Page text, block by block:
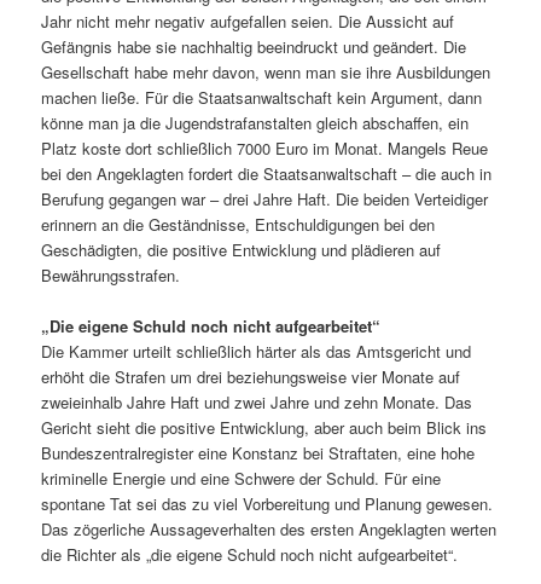
Jahr nicht mehr negativ aufgefallen seien. Die Aussicht auf
Gefängnis habe sie nachhaltig beeindruckt und geändert. Die
Gesellschaft habe mehr davon, wenn man sie ihre Ausbildungen
machen ließe. Für die Staatsanwaltschaft kein Argument, dann
könne man ja die Jugendstrafanstalten gleich abschaffen, ein
Platz koste dort schließlich 7000 Euro im Monat. Mangels Reue
bei den Angeklagten fordert die Staatsanwaltschaft – die auch in
Berufung gegangen war – drei Jahre Haft. Die beiden Verteidiger
erinnern an die Geständnisse, Entschuldigungen bei den
Geschädigten, die positive Entwicklung und plädieren auf
Bewährungsstrafen.
„Die eigene Schuld noch nicht aufgearbeitet“
Die Kammer urteilt schließlich härter als das Amtsgericht und
erhöht die Strafen um drei beziehungsweise vier Monate auf
zweieinhalb Jahre Haft und zwei Jahre und zehn Monate. Das
Gericht sieht die positive Entwicklung, aber auch beim Blick ins
Bundeszentralregister eine Konstanz bei Straftaten, eine hohe
kriminelle Energie und eine Schwere der Schuld. Für eine
spontane Tat sei das zu viel Vorbereitung und Planung gewesen.
Das zögerliche Aussageverhalten des ersten Angeklagten werten
die Richter als „die eigene Schuld noch nicht aufgearbeitet“.